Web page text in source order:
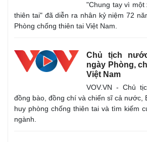
"Chung tay vì
thiên tai" đã diễn ra nhân kỷ niệm 72
Phòng chống thiên tai Việt Nam.
Chủ tịch
ngày Phòng,
Việt Nam
VOV.VN - Chủ
đồng bào, đồng chí và chiến sĩ cả nước,
huy phòng chống thiên tai và tìm kiếm
ngành.